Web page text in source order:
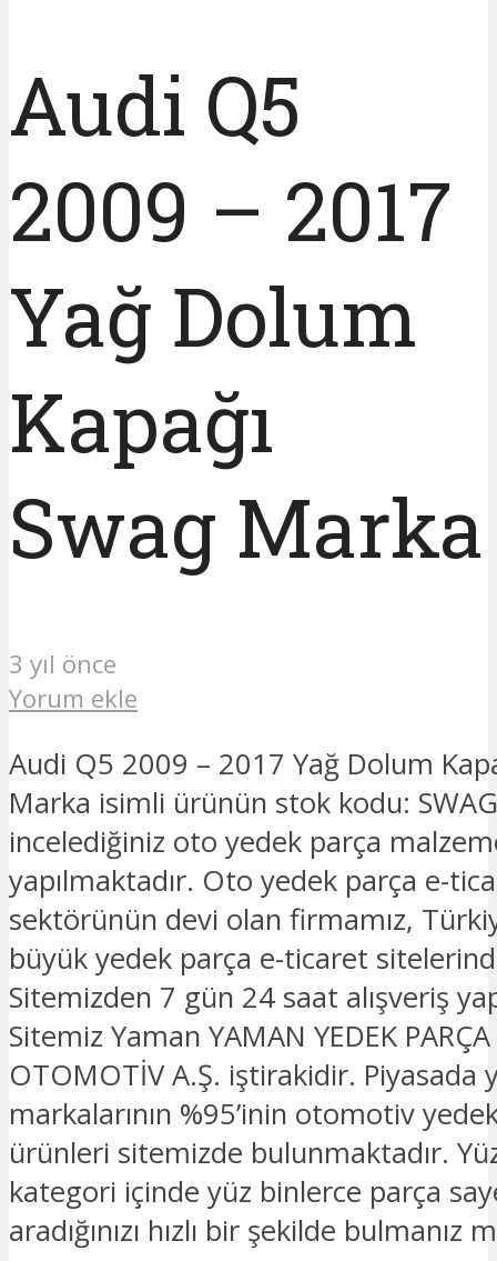
Audi Q5
2009 – 2017
Yağ Dolum
Kapağı
Swag Marka
3 yıl önce
Yorum ekle
Audi Q5 2009 – 2017 Yağ Dolum
Marka isimli ürünün stok kodu:
incelediğiniz oto yedek parça
yapılmaktadır. Oto yedek parça e-
sektörünün devi olan firmamız,
büyük yedek parça e-ticaret
Sitemizden 7 gün 24 saat alışveriş
Sitemiz Yaman YAMAN YEDEK PARÇA
OTOMOTİV A.Ş. iştirakidir. Piyasada
markalarının %95’inin otomotiv
ürünleri sitemizde bulunmaktadır.
kategori içinde yüz binlerce parça
aradığınızı hızlı bir şekilde bulmanız